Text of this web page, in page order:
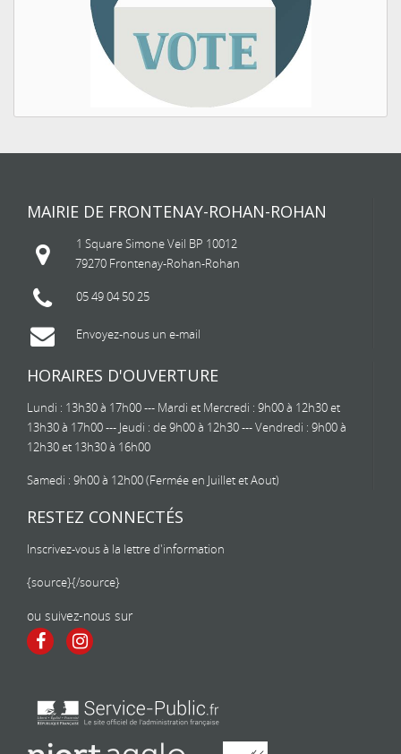
MAIRIE DE FRONTENAY-ROHAN-ROHAN
1 Square Simone Veil BP 10012
79270 Frontenay-Rohan-Rohan
05 49 04 50 25
Envoyez-nous un e-mail
HORAIRES D'OUVERTURE
Lundi : 13h30 à 17h00 --- Mardi et Mercredi : 9h00 à 12h30 et
13h30 à 17h00 --- Jeudi : de 9h00 à 12h30 --- Vendredi : 9h00 à
12h30 et 13h30 à 16h00
Samedi : 9h00 à 12h00 (Fermée en Juillet et Aout)
RESTEZ CONNECTÉS
Inscrivez-vous à la lettre d'information
{source}{/source}
ou suivez-nous sur